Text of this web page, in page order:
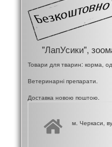
"ЛапУсики",
Товари для тварин: корма,
Ветеринарні препарати.
Доставка новою поштою.
м. Черкаси,